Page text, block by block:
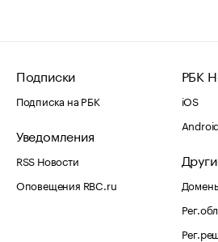
Подписки
Подписка на РБК
Уведомления
RSS Новости
Оповещения RBC.ru
РБК
iOS